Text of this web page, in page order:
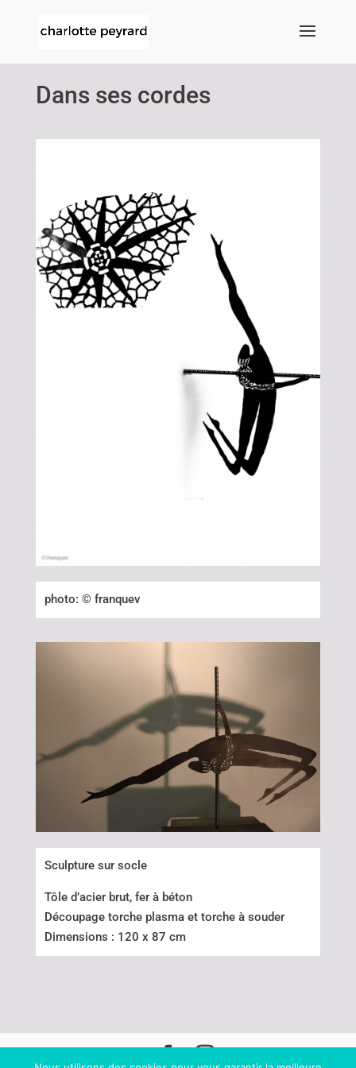
Dans ses cordes
photo: © franquev
Sculpture sur socle
Tôle d’acier brut, fer à béton
Découpage torche plasma et torche à souder
Dimensions : 120 x 87 cm